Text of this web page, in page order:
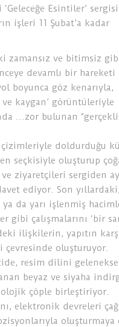
Esintiler’ sergisi
işleri 11 Şubat’a kadar
zamansız ve bitimsiz
devamlı bir hareketi
boyunca göz kenarıyla,
kaygan’ görüntüleriyle
...zor bulunan
doldurduğu
seçkisiyle oluşturup
ziyaretçileri sergiden
ediyor. Son
da yarı işlenmiş
çalışmalarını ‘bir
ilişkilerin, yapıtın
çevresinde oluşturuyor.
resim dilini
beyaz ve siyaha
çöple birleştiriyor.
elektronik devreleri
oluşturmaya